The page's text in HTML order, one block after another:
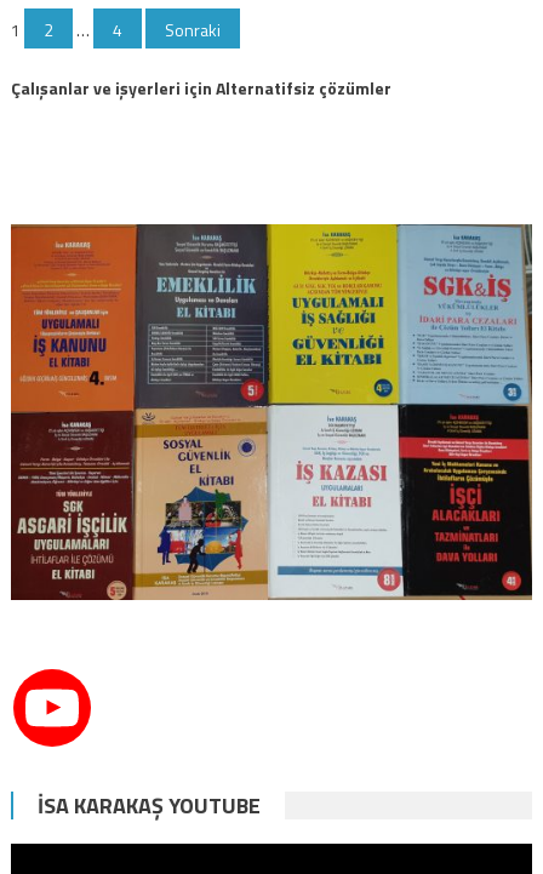
Yazı
sayfalaması
1 2 … 4 Sonraki
Çalışanlar ve işyerleri için Alternatifsiz çözümler
İSA KARAKAŞ YOUTUBE